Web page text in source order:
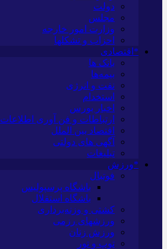
دولت
مجلس
وزارت امور خارجه
احزاب و تشکلها
*اقتصادی
بانک ها
بیمه‌ها
نفت و انرژی
استخدام
اخبار بورس
ارتباطات و فن آوری اطلاعات
اقتصاد بین الملل
آگهی های دولتی
تبلیغات
*ورزش
فوتبال
باشگاه پرسپولیس
باشگاه استقلال
کشتی و وزنه‌برداری
ورزشهای رزمی
ورزش زنان
توپ و تور